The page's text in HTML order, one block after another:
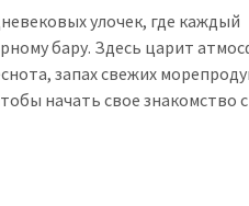
улочек, где каждый
бару. Здесь царит
запах свежих
начать свое знакомство с